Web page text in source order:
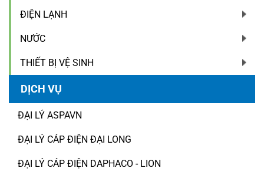
ĐIỆN LẠNH
NƯỚC
THIẾT BỊ VỆ SINH
DỊCH VỤ
ĐẠI LÝ ASPAVN
ĐẠI LÝ CÁP ĐIỆN ĐẠI LONG
ĐẠI LÝ CÁP ĐIỆN DAPHACO - LION